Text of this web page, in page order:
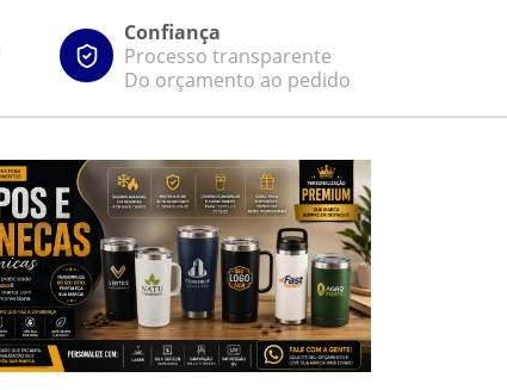
Confiança
Processo transparente
Do orçamento ao pedido